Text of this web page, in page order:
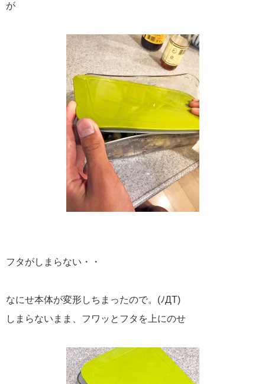
が
フタがしまらない・・
なにせ本体が変形しちまったので。(ﾉДT)
しまらないまま、フワッとフタを上にのせ